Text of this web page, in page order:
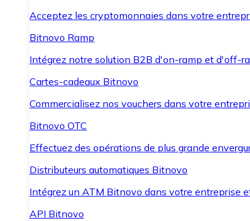
Acceptez les cryptomonnaies dans votre
Bitnovo Ramp
Intégrez notre solution B2B d'on-ramp et d'off-
Cartes-cadeaux Bitnovo
Commercialisez nos vouchers dans votre
Bitnovo OTC
Effectuez des opérations de plus grande
Distributeurs automatiques Bitnovo
Intégrez un ATM Bitnovo dans votre entreprise
API Bitnovo